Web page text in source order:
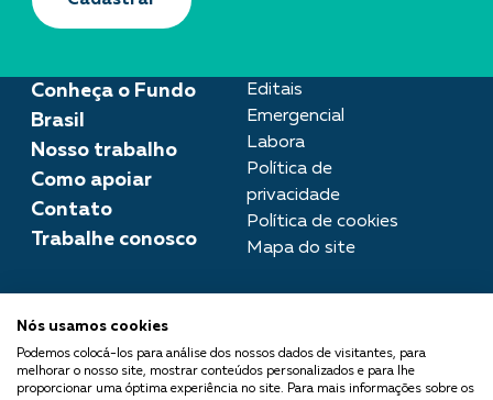
Conheça o Fundo
Brasil
Nosso trabalho
Como apoiar
Contato
Trabalhe conosco
Editais
Emergencial
Labora
Política de
privacidade
Política de cookies
Mapa do site
imprensa@fundobrasil.org.br
O Fundo Brasil integra a Rede
Nós usamos cookies
Podemos colocá-los para análise dos nossos dados de visitantes, para
melhorar o nosso site, mostrar conteúdos personalizados e para lhe
proporcionar uma óptima experiência no site. Para mais informações sobre os